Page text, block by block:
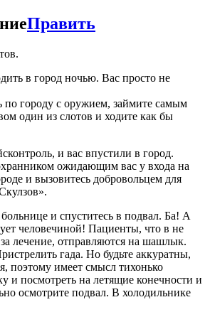
Править
в город ночью. Вас просто не
по городу с оружием, займите самым
один из слотов и ходите как бы
и вас впустили в город.
ожидающим вас у входа на
и вызовитесь добровольцем для
и спуститесь в подвал. Ба! А
человечиной! Пациенты, что в не
за лечение, отправляются на шашлык.
гада. Но будьте аккуратны,
поэтому имеет смысл тихонько
и посмотреть на летящие конечности и
осмотрите подвал. В холодильнике